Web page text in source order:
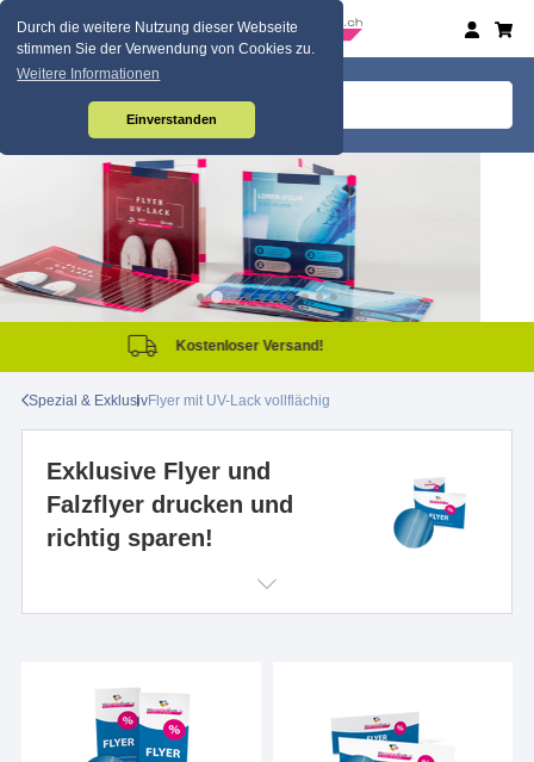
Durch die weitere Nutzung dieser Webseite
stimmen Sie der Verwendung von Cookies zu.
Weitere Informationen
Einverstanden
Same Day Produktion!
Spezial & ExklusivFlyer mit UV-Lack vollflächig
Exklusive Flyer und
Falzflyer drucken und
richtig sparen!